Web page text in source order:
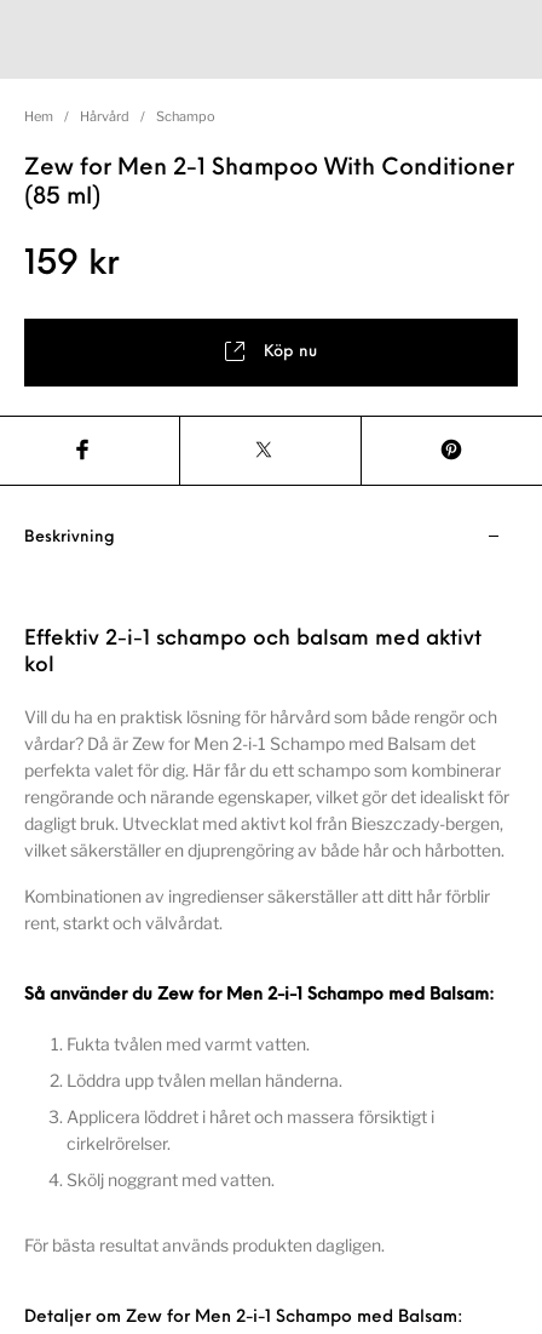
Hem / Hårvård / Schampo
Zew for Men 2-1 Shampoo With Conditioner
(85 ml)
159 kr
Köp nu
Beskrivning
Effektiv 2-i-1 schampo och balsam med aktivt
kol
Vill du ha en praktisk lösning för hårvård som både rengör och
vårdar? Då är Zew for Men 2-i-1 Schampo med Balsam det
perfekta valet för dig. Här får du ett schampo som kombinerar
rengörande och närande egenskaper, vilket gör det idealiskt för
dagligt bruk. Utvecklat med aktivt kol från Bieszczady-bergen,
vilket säkerställer en djuprengöring av både hår och hårbotten.
Kombinationen av ingredienser säkerställer att ditt hår förblir
rent, starkt och välvårdat.
Så använder du Zew for Men 2-i-1 Schampo med Balsam:
Fukta tvålen med varmt vatten.
Löddra upp tvålen mellan händerna.
Applicera löddret i håret och massera försiktigt i
cirkelrörelser.
Skölj noggrant med vatten.
För bästa resultat används produkten dagligen.
Detaljer om Zew for Men 2-i-1 Schampo med Balsam: